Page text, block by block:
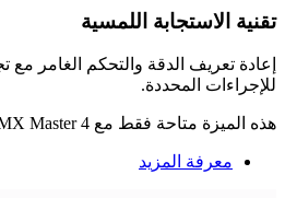
تقنية الاستجابة اللمسية
إعادة تعريف الدقة والتحكم الغامر مع
للإجراءات المحددة.
هذه الميزة متاحة فقط مع MX Master 4 في هذه اللحظة.
معرفة المزيد